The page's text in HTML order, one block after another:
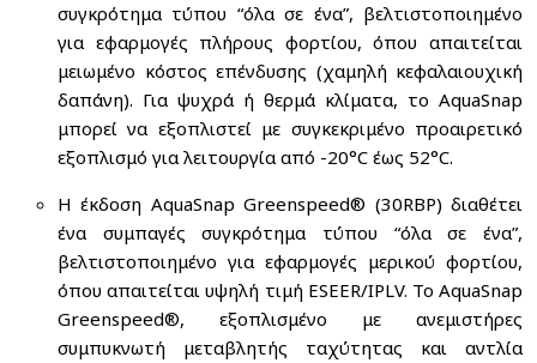
συγκρότημα τύπου “όλα σε ένα”, βελτιστοποιημένο
για εφαρμογές πλήρους φορτίου, όπου απαιτείται
μειωμένο κόστος επένδυσης (χαμηλή κεφαλαιουχική
δαπάνη). Για ψυχρά ή θερμά κλίματα, το AquaSnap
μπορεί να εξοπλιστεί με συγκεκριμένο προαιρετικό
εξοπλισμό για λειτουργία από -20°C έως 52°C.
Η έκδοση AquaSnap Greenspeed® (30RBP) διαθέτει
ένα συμπαγές συγκρότημα τύπου “όλα σε ένα”,
βελτιστοποιημένο για εφαρμογές μερικού φορτίου,
όπου απαιτείται υψηλή τιμή ESEER/IPLV. Το AquaSnap
Greenspeed®, εξοπλισμένο με ανεμιστήρες
συμπυκνωτή μεταβλητής ταχύτητας και αντλία